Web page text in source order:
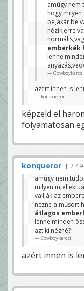
amúgy nem
hogy
be,akár be
nézik,erre
emberkék
lenne
Cowboykarcsi
azért innen is
konqueror
képzeld el
folyamatosan
konqueror 2
amúgy nem
milyen
vallják az
nézné a műsort
átlagos
lenne minden
azt ki nézné?
Cowboykarcsi
azért innen is